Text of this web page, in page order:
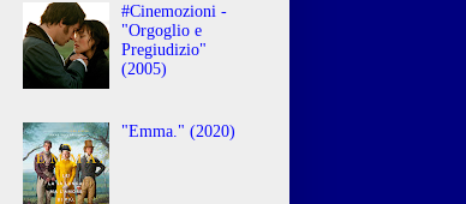
#Cinemozioni -
"Orgoglio e
Pregiudizio"
(2005)
"Emma." (2020)